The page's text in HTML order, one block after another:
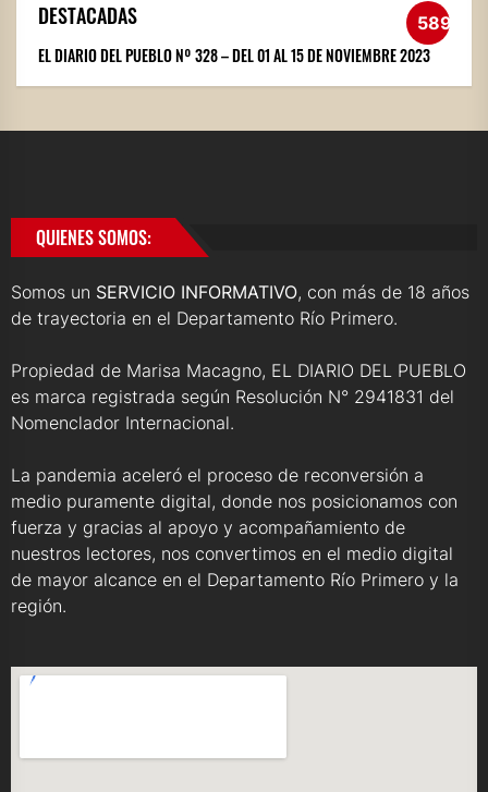
DESTACADAS 589
EL DIARIO DEL PUEBLO Nº 328 – DEL 01 AL 15 DE NOVIEMBRE 2023
QUIENES SOMOS:
Somos un SERVICIO INFORMATIVO, con más de 18 años
de trayectoria en el Departamento Río Primero.
Propiedad de Marisa Macagno, EL DIARIO DEL PUEBLO
es marca registrada según Resolución N° 2941831 del
Nomenclador Internacional.
La pandemia aceleró el proceso de reconversión a
medio puramente digital, donde nos posicionamos con
fuerza y gracias al apoyo y acompañamiento de
nuestros lectores, nos convertimos en el medio digital
de mayor alcance en el Departamento Río Primero y la
región.